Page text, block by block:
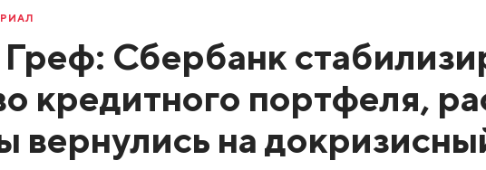
Сбербанк
кредитного портфеля,
вернулись на